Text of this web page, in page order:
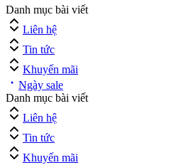
Danh mục bài viết
Liên hệ
Tin tức
Khuyến mãi
Ngày sale
Danh mục bài viết
Liên hệ
Tin tức
Khuyến mãi